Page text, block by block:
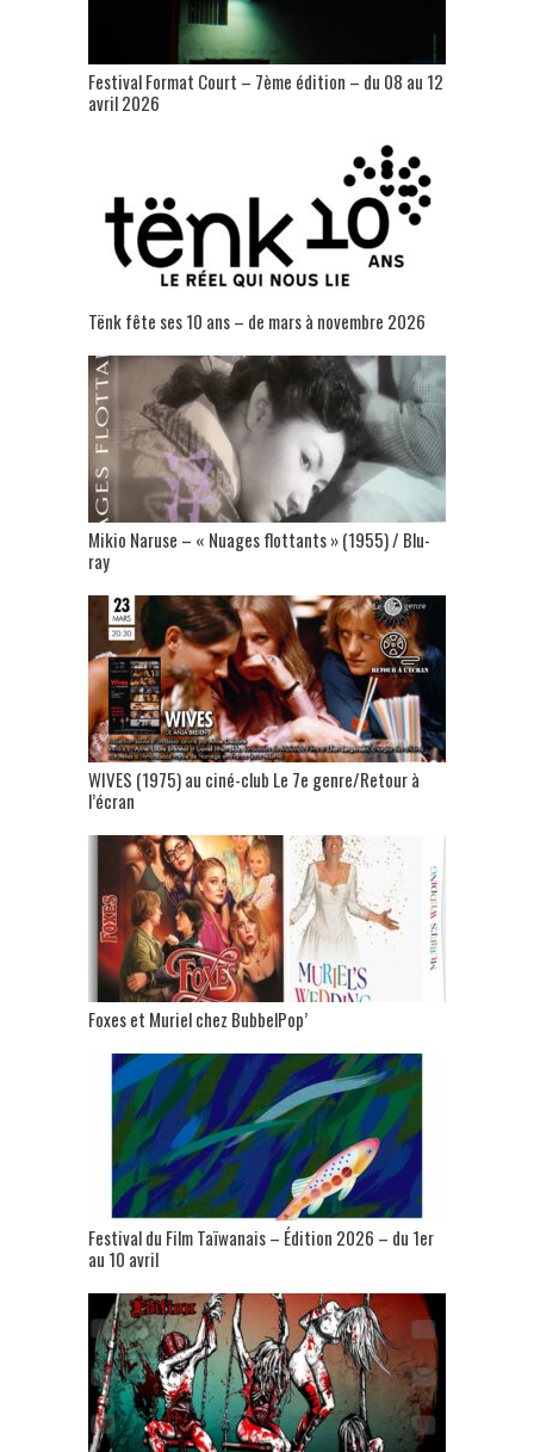
Festival Format Court – 7ème édition – du 08 au 12
avril 2026
Tënk fête ses 10 ans – de mars à novembre 2026
Mikio Naruse – « Nuages flottants » (1955) / Blu-
ray
WIVES (1975) au ciné-club Le 7e genre/Retour à
l’écran
Foxes et Muriel chez BubbelPop’
Festival du Film Taïwanais – Édition 2026 – du 1er
au 10 avril